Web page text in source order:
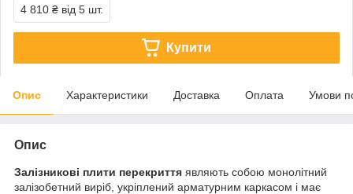
4 810 ₴ від 5 шт.
Купити
Опис Характеристики Доставка Оплата Умови
Опис
Залізникові плити перекриття являють собою монолітний
залізобетний виріб, укріплений арматурним каркасом і має